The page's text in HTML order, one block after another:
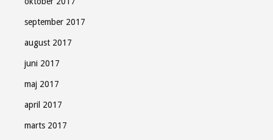
september 2017
august 2017
juni 2017
maj 2017
april 2017
marts 2017